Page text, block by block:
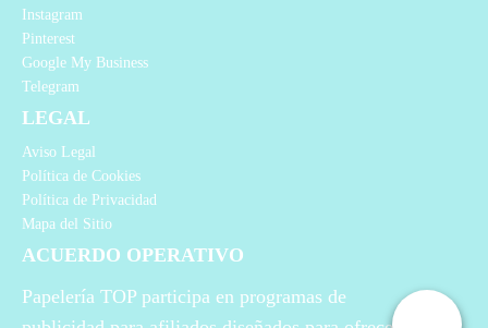
Instagram
Pinterest
Google My Business
Telegram
LEGAL
Aviso Legal
Política de Cookies
Política de Privacidad
Mapa del Sitio
ACUERDO OPERATIVO
Papelería TOP participa en programas de